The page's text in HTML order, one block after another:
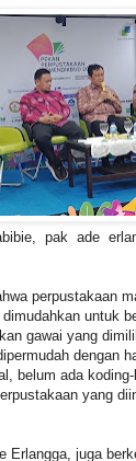
pak ade
perpustakaan
untuk
gawai yang
dengan
belum ada
yang
Erlangga, juga